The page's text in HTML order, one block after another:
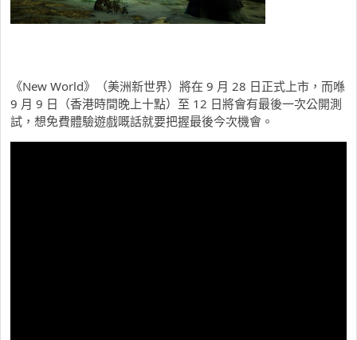
《New World》（美洲新世界）將在 9 月 28 日正式上市，而喺
9 月 9 日（香港時間晚上十點）至 12 日將會有最後一次公開測
試，想免費體驗遊戲嘅話就要把握最後今次機會。